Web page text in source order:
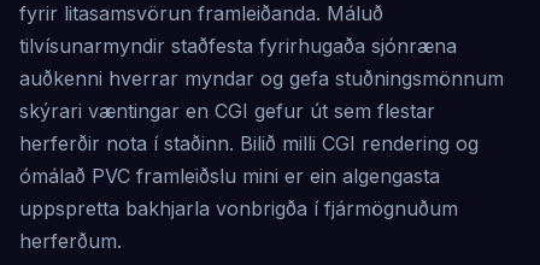
fyrir litasamsvörun framleiðanda. Máluð
tilvísunarmyndir staðfesta fyrirhugaða sjónræna
auðkenni hverrar myndar og gefa stuðningsmönnum
skýrari væntingar en CGI gefur út sem flestar
herferðir nota í staðinn. Bilið milli CGI rendering og
ómálað PVC framleiðslu mini er ein algengasta
uppspretta bakhjarla vonbrigða í fjármögnuðum
herferðum.